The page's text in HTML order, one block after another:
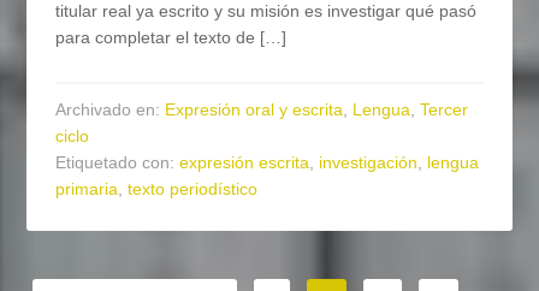
titular real ya escrito y su misión es investigar qué pasó
para completar el texto de […]
Archivado en: Expresión oral y escrita, Lengua,Tercer
ciclo
Etiquetado con:expresión escrita, investigación, lengua
primaria,texto periodístico